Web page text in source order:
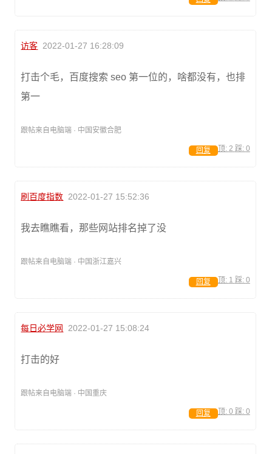
访客 2022-01-27 16:28:09
打击个毛，百度搜索 seo 第一位的，啥都没有，也排
第一
跟帖来自电脑端 · 中国安徽合肥
顶: 2 踩: 0
回复
刷百度指数 2022-01-27 15:52:36
我去瞧瞧看，那些网站排名掉了没
跟帖来自电脑端 · 中国浙江嘉兴
顶: 1 踩: 0
回复
每日必学网 2022-01-27 15:08:24
打击的好
跟帖来自电脑端 · 中国重庆
顶: 0 踩: 0
回复